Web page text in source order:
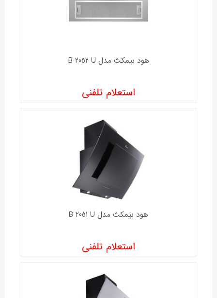
هود بیمکث مدل B 2052 U
استعلام تلفنی
هود بیمکث مدل B 2051 U
استعلام تلفنی